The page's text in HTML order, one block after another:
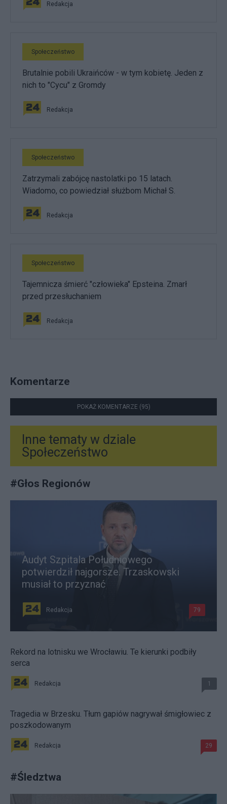
Redakcja
Społeczeństwo
Brutalnie pobili Ukraińców - w tym kobietę. Jeden z
nich to "Cycu" z Gromdy
Redakcja
Społeczeństwo
Zatrzymali zabójcę nastolatki po 15 latach.
Wiadomo, co powiedział służbom Michał S.
Redakcja
Społeczeństwo
Tajemnicza śmierć "człowieka" Epsteina. Zmarł
przed przesłuchaniem
Redakcja
Komentarze
POKAŻ KOMENTARZE (95)
Inne tematy w dziale
Społeczeństwo
#Głos Regionów
Audyt Szpitala Południowego
potwierdził najgorsze. Trzaskowski
musiał to przyznać
Redakcja 79
Rekord na lotnisku we Wrocławiu. Te kierunki podbiły
serca
Redakcja 1
Tragedia w Brzesku. Tłum gapiów nagrywał śmigłowiec z
poszkodowanym
Redakcja 29
#Śledztwa